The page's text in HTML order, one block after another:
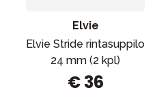
Elvie
Elvie Stride rintasuppilo
24 mm (2 kpl)
€ 36